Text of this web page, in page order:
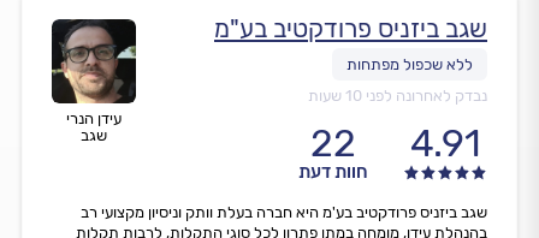
עידן הנרי
שגב
שגב ביזניס פרודקטיב בע"מ
נבדק לאחרונה לפני 10 שעות
4.91
22
חוות דעת
שגב ביזניס פרודקטיב בע'מ היא חברה בעלת וותק וניסיון מקצועי רב
בהנהלת עידן, מומחה במתן פתרון לכל סוגי התקלות, לרבות תקלות